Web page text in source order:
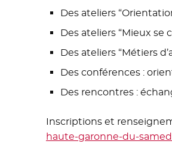
Des ateliers
Des ateliers “Mieux se
Des ateliers “Métiers
Des conférences :
Des rencontres :
Inscriptions et
haute-garonne-du-